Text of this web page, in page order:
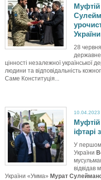
тут
України
28
цінності незалежної української
людини та відповідальність
Саме Конституція...
10.04.2023
іфтарі
У
України
відвідав
України «Умма» Мурат